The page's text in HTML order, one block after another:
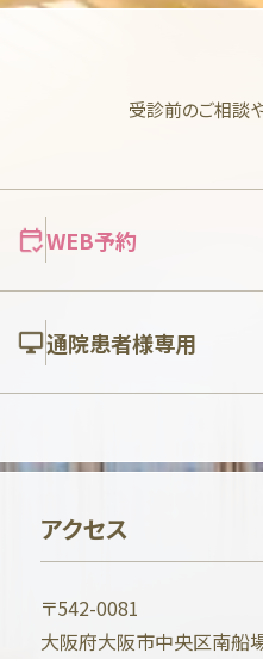
受診前のご相談
WEB予約
通院患者様専用
アクセス
〒542-0081
大阪府大阪市中央区南船